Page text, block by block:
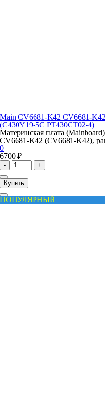
Main CV6681-K42 CV6681-
(C430Y19-5C PT430CT02-4)
Материнская плата
CV6681-K42 (CV6681-K42),
0
6700 ₽
- +
Купить
ПОПУЛЯРНЫЙ